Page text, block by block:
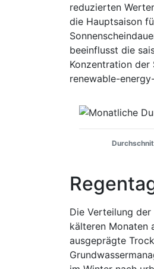
reduzierten
die Hauptsaison
beeinflusst die
Konzentration der
renewable-
Die Verteilung
kälteren Monaten
ausgeprägte